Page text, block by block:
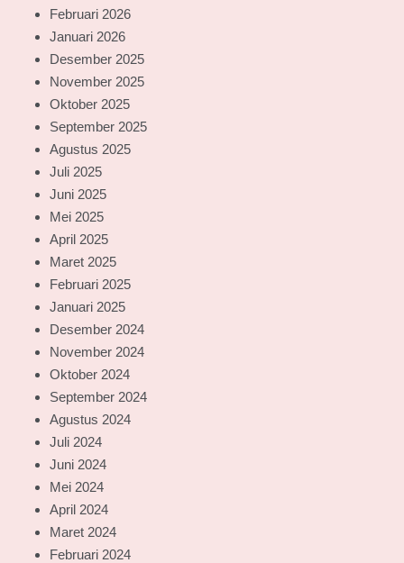
Februari 2026
Januari 2026
Desember 2025
November 2025
Oktober 2025
September 2025
Agustus 2025
Juli 2025
Juni 2025
Mei 2025
April 2025
Maret 2025
Februari 2025
Januari 2025
Desember 2024
November 2024
Oktober 2024
September 2024
Agustus 2024
Juli 2024
Juni 2024
Mei 2024
April 2024
Maret 2024
Februari 2024